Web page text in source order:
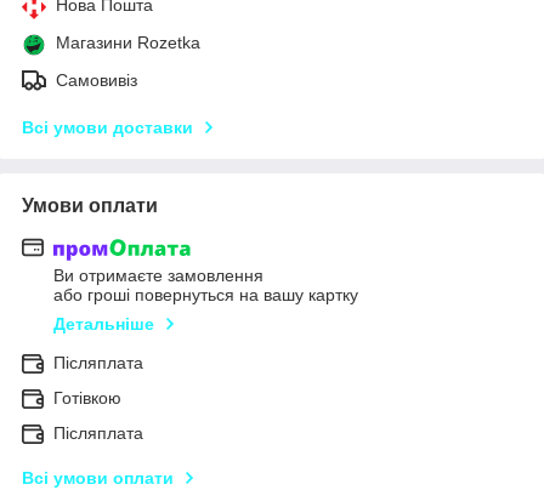
Нова Пошта
Магазини Rozetka
Самовивіз
Всі умови доставки
Умови оплати
Ви отримаєте замовлення
або гроші повернуться на вашу картку
Детальніше
Післяплата
Готівкою
Післяплата
Всі умови оплати